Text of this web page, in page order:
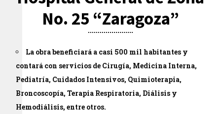
No. 25 “Zaragoza”
La obra beneficiará a casi 500 mil habitantes y
contará con servicios de Cirugía, Medicina Interna,
Pediatría, Cuidados Intensivos, Quimioterapia,
Broncoscopía, Terapia Respiratoria, Diálisis y
Hemodiálisis, entre otros.